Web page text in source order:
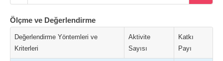
Ölçme ve Değerlendirme
Değerlendirme Yöntemleri ve
Kriterleri
Aktivite
Sayısı
Katkı
Payı